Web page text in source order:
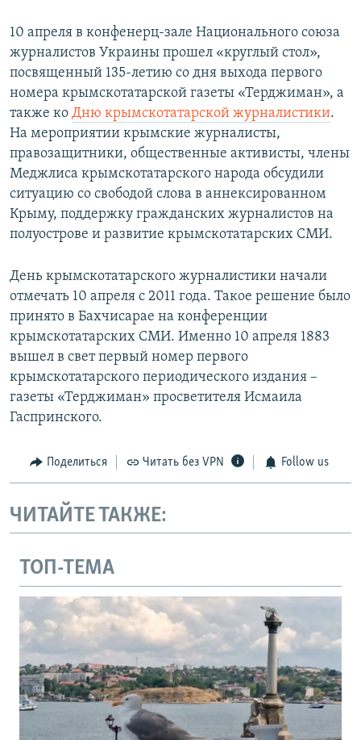
10 апреля в конфенерц-зале Национального союза
журналистов Украины прошел «круглый стол»,
посвященный 135-летию со дня выхода первого
номера крымскотатарской газеты «Терджиман», а
также ко Дню крымскотатарской журналистики.
На мероприятии крымские журналисты,
правозащитники, общественные активисты, члены
Меджлиса крымскотатарского народа обсудили
ситуацию со свободой слова в аннексированном
Крыму, поддержку гражданских журналистов на
полуострове и развитие крымскотатарских СМИ.
День крымскотатарского журналистики начали
отмечать 10 апреля с 2011 года. Такое решение было
принято в Бахчисарае на конференции
крымскотатарских СМИ. Именно 10 апреля 1883
вышел в свет первый номер первого
крымскотатарского периодического издания –
газеты «Терджиман» просветителя Исмаила
Гаспринского.
Поделиться Читать без VPN Follow us
ЧИТАЙТЕ ТАКЖЕ:
ТОП-ТЕМА